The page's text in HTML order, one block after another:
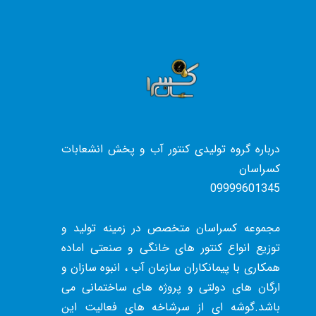
درباره گروه تولیدی کنتور آب و پخش انشعابات
کسراسان
09999601345
مجموعه کسراسان متخصص در زمینه تولید و
توزیع انواع کنتور های خانگی و صنعتی اماده
همکاری با پیمانکاران سازمان آب ، انبوه سازان و
ارگان های دولتی و پروژه های ساختمانی می
باشد.گوشه ای از سرشاخه های فعالیت این